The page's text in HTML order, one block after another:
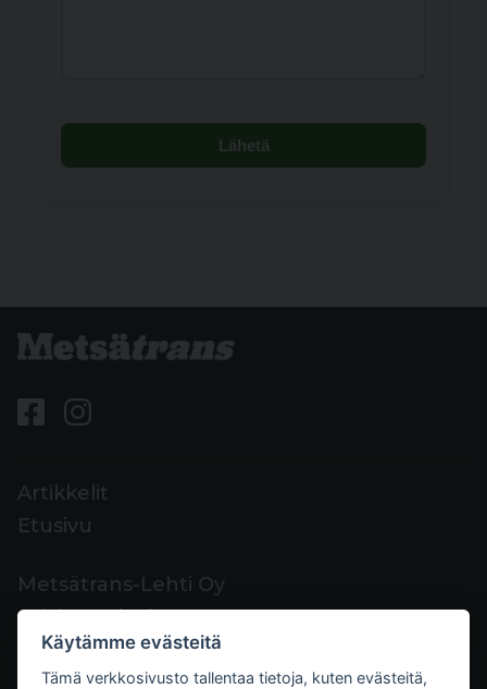
Lähetä
Artikkelit
Etusivu
Metsätrans-Lehti Oy
Asiakaspalvelu
Yhteystiedot
Palaute
Käytämme evästeitä
Tämä verkkosivusto tallentaa tietoja, kuten evästeitä,